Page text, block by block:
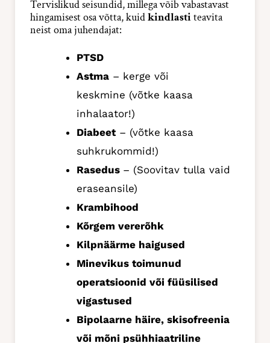
Tervislikud seisundid, millega võib vabastavast
hingamisest osa võtta, kuidkindlastiteavita
neist oma juhendajat:
PTSD
Astma– kerge või
keskmine (võtke kaasa
inhalaator!)
Diabeet– (võtke kaasa
suhkrukommid!)
Rasedus – (Soovitav tulla vaid
eraseansile)
Krambihood
Kõrgem vererõhk
Kilpnäärme haigused
Minevikus toimunud
operatsioonid või füüsilised
vigastused
Bipolaarne häire, skisofreenia
või mõni psühhiaatriline